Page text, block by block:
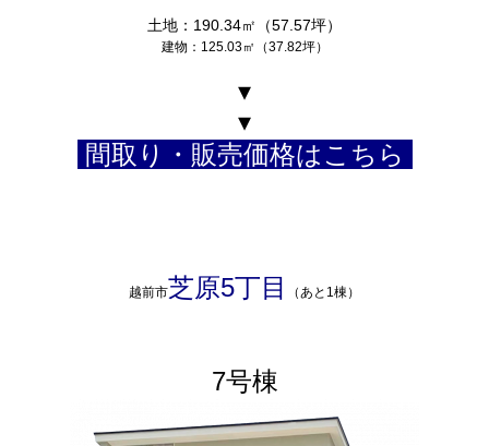
土地：190.34㎡（57.57坪）
建物：125.03㎡（37.82坪）
▾
▾
間取り・販売価格はこちら
越前市芝原5丁目 （あと1棟）
7号棟